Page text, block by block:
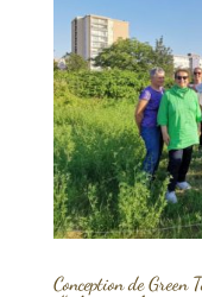
Conception de Green